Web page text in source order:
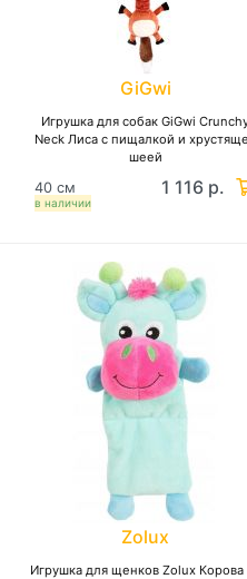
GiGwi
Игрушка для собак GiGwi
Neck Лиса с пищалкой и
шеей
в наличии
40 см 1 116 р.
Zolux
Игрушка для щенков Zolux Корова